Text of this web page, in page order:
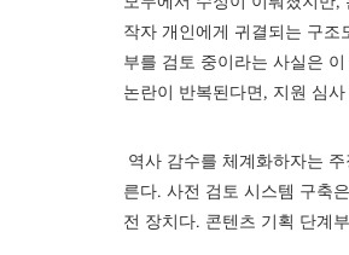
작자 개인에게 귀결되는 구
부를 검토 중이라는 사실은
논란이 반복된다면, 지원 심
역사 감수를 체계화하자는
른다. 사전 검토 시스템 구축
전 장치다. 콘텐츠 기획 단계